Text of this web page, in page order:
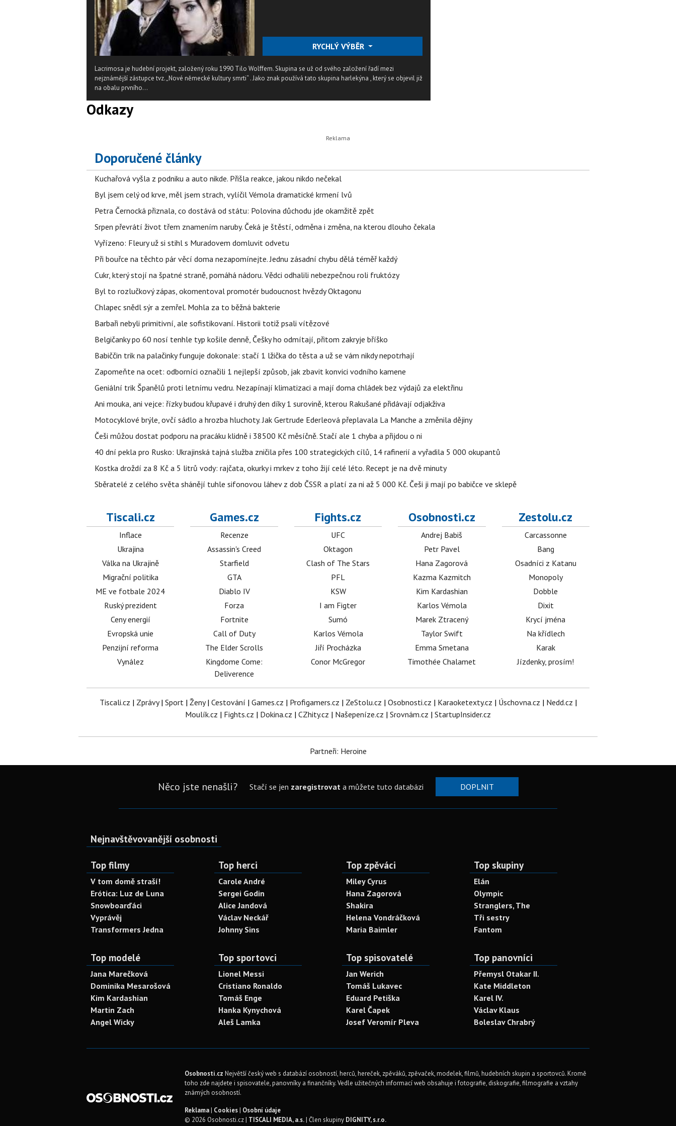
RYCHLÝ VÝBĚR
Lacrimosa je hudební projekt, založený roku 1990 Tilo Wolffem. Skupina se už od svého založení řadí mezi
nejznámější zástupce tvz. „Nové německé kultury smrti“ . Jako znak používá tato skupina harlekýna , který se objevil již
na obalu prvního...
Odkazy
Doporučené články
Kuchařová vyšla z podniku a auto nikde. Přišla reakce, jakou nikdo nečekal
Byl jsem celý od krve, měl jsem strach, vylíčil Vémola dramatické krmení lvů
Petra Černocká přiznala, co dostává od státu: Polovina důchodu jde okamžitě zpět
Srpen převrátí život třem znamením naruby. Čeká je štěstí, odměna i změna, na kterou dlouho čekala
Vyřízeno: Fleury už si stihl s Muradovem domluvit odvetu
Při bouřce na těchto pár věcí doma nezapomínejte. Jednu zásadní chybu dělá téměř každý
Cukr, který stojí na špatné straně, pomáhá nádoru. Vědci odhalili nebezpečnou roli fruktózy
Byl to rozlučkový zápas, okomentoval promotér budoucnost hvězdy Oktagonu
Chlapec snědl sýr a zemřel. Mohla za to běžná bakterie
Barbaři nebyli primitivní, ale sofistikovaní. Historii totiž psali vítězové
Belgičanky po 60 nosí tenhle typ košile denně, Češky ho odmítají, přitom zakryje bříško
Babiččin trik na palačinky funguje dokonale: stačí 1 lžička do těsta a už se vám nikdy nepotrhají
Zapomeňte na ocet: odborníci označili 1 nejlepší způsob, jak zbavit konvici vodního kamene
Geniální trik Španělů proti letnímu vedru. Nezapínají klimatizaci a mají doma chládek bez výdajů za elektřinu
Ani mouka, ani vejce: řízky budou křupavé i druhý den díky 1 surovině, kterou Rakušané přidávají odjakživa
Motocyklové brýle, ovčí sádlo a hrozba hluchoty. Jak Gertrude Ederleová přeplavala La Manche a změnila dějiny
Češi můžou dostat podporu na pracáku klidně i 38500 Kč měsíčně. Stačí ale 1 chyba a přijdou o ni
40 dní pekla pro Rusko: Ukrajinská tajná služba zničila přes 100 strategických cílů, 14 rafinerií a vyřadila 5 000 okupantů
Kostka droždí za 8 Kč a 5 litrů vody: rajčata, okurky i mrkev z toho žijí celé léto. Recept je na dvě minuty
Sběratelé z celého světa shánějí tuhle sifonovou láhev z dob ČSSR a platí za ni až 5 000 Kč. Češi ji mají po babičce ve sklepě
Tiscali.cz
Inflace
Ukrajina
Válka na Ukrajině
Migrační politika
ME ve fotbale 2024
Ruský prezident
Ceny energií
Evropská unie
Penzijní reforma
Vynález
Games.cz
Recenze
Assassin's Creed
Starfield
GTA
Diablo IV
Forza
Fortnite
Call of Duty
The Elder Scrolls
Kingdome Come:
Deliverence
Fights.cz
UFC
Oktagon
Clash of The Stars
PFL
KSW
I am Figter
Sumó
Karlos Vémola
Jiří Procházka
Conor McGregor
Osobnosti.cz
Andrej Babiš
Petr Pavel
Hana Zagorová
Kazma Kazmitch
Kim Kardashian
Karlos Vémola
Marek Ztracený
Taylor Swift
Emma Smetana
Timothée Chalamet
Zestolu.cz
Carcassonne
Bang
Osadníci z Katanu
Monopoly
Dobble
Dixit
Krycí jména
Na křídlech
Karak
Jízdenky, prosím!
Tiscali.cz | Zprávy| Sport| Ženy| Cestování | Games.cz | Profigamers.cz | ZeStolu.cz | Osobnosti.cz | Karaoketexty.cz | Úschovna.cz | Nedd.cz |
Moulík.cz | Fights.cz | Dokina.cz | CZhity.cz | Našepeníze.cz | Srovnám.cz | StartupInsider.cz
Partneři: Heroine
Něco jste nenašli? Stačí se jen zaregistrovata můžete tuto databázi DOPLNIT
Nejnavštěvovanější osobnosti
Top filmy
V tom domě straší!
Erótica: Luz de Luna
Snowboarďáci
Vyprávěj
Transformers Jedna
Top herci
Carole André
Sergei Godin
Alice Jandová
Václav Neckář
Johnny Sins
Top zpěváci
Miley Cyrus
Hana Zagorová
Shakira
Helena Vondráčková
Maria Baimler
Top skupiny
Elán
Olympic
Stranglers, The
Tři sestry
Fantom
Top modelé
Jana Marečková
Dominika Mesarošová
Kim Kardashian
Martin Zach
Angel Wicky
Top sportovci
Lionel Messi
Cristiano Ronaldo
Tomáš Enge
Hanka Kynychová
Aleš Lamka
Top spisovatelé
Jan Werich
Tomáš Lukavec
Eduard Petiška
Karel Čapek
Josef Veromír Pleva
Top panovníci
Přemysl Otakar II.
Kate Middleton
Karel IV.
Václav Klaus
Boleslav Chrabrý
Osobnosti.cz Největší český web s databází osobností, herců, hereček, zpěváků, zpěvaček, modelek, filmů, hudebních skupin a sportovců. Kromě
toho zde najdete i spisovatele, panovníky a finančníky. Vedle užitečných informací web obsahuje i fotografie, diskografie, filmografie a vztahy
známých osobností.
Reklama Cookies Osobní údaje
© 2026 Osobnosti.cz | TISCALI MEDIA, a.s. | Člen skupiny DIGNITY, s.r.o.